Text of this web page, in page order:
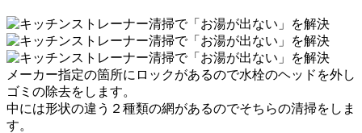
メーカー指定の箇所にロックがあるので水栓のヘッドを外し
ゴミの除去をします。
中には形状の違う２種類の網があるのでそちらの清掃をしま
す。